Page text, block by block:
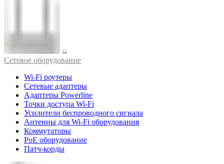
Cетевое оборудование
Wi-Fi роутеры
Сетевые адаптеры
Адаптеры Powerline
Точки доступа Wi-Fi
Усилители беспроводного сигнала
Антенны для Wi-Fi оборудования
Коммутаторы
PoE оборудование
Патч-корды